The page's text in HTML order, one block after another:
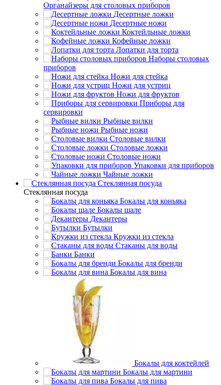
Органайзеры для столовых приборов
Десертные ложки
Десертные ножи
Коктейльные ложки
Кофейные ложки
Лопатки для торта
Наборы столовых
приборов
Ножи для стейка
Ножи для устриц
Ножи для фруктов
Приборы для
сервировки
Рыбные вилки
Рыбные ножи
Столовые вилки
Столовые ложки
Столовые ножи
Упаковки для приборов
Чайные ложки
Стеклянная посуда
Стеклянная посуда
Бокалы для коньяка
Бокалы шале
Декантеры
Бутылки
Кружки из стекла
Стаканы для воды
Банки
Бокалы для бренди
Бокалы для вина
Бокалы для коктейлей
Бокалы для мартини
Бокалы для пива